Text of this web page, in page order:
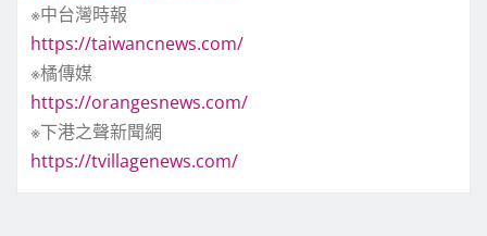
※中台灣時報
https://taiwancnews.com/
※橘傳媒
https://orangesnews.com/
※下港之聲新聞網
https://tvillagenews.com/